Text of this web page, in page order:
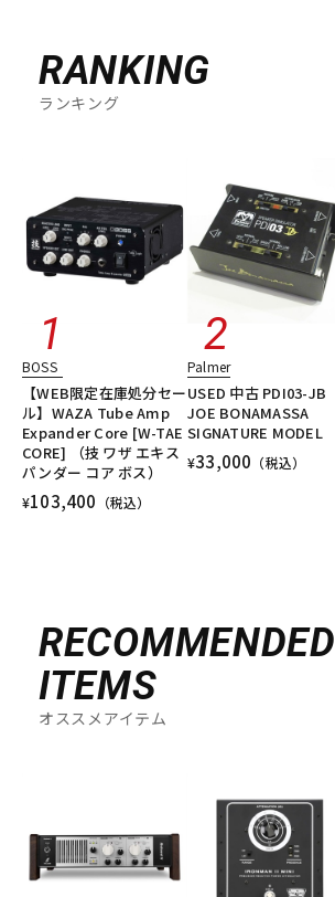
RANKING
ランキング
BOSS
【WEB限定在庫処分セー
ル】WAZA Tube Amp
Expander Core [W-TAE
CORE] （技 ワザ エキス
パンダー コア ボス）
¥103,400 （税込）
Palmer
USED 中古 PDI03-JB
JOE BONAMASSA
SIGNATURE MODEL
¥33,000 （税込）
RECOMMENDED
ITEMS
オススメアイテム